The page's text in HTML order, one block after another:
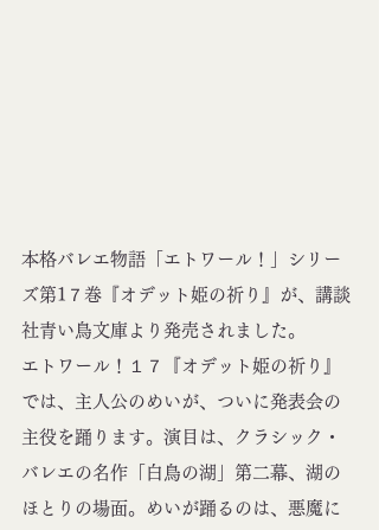
本格バレエ物語「エトワール！」シリー
ズ第1７巻『オデット姫の祈り』が、講談
社青い鳥文庫より発売されました。
エトワール！１７『オデット姫の祈り』
では、主人公のめいが、ついに発表会の
主役を踊ります。演目は、クラシック・
バレエの名作「白鳥の湖」第二幕、湖の
ほとりの場面。めいが踊るのは、悪魔に